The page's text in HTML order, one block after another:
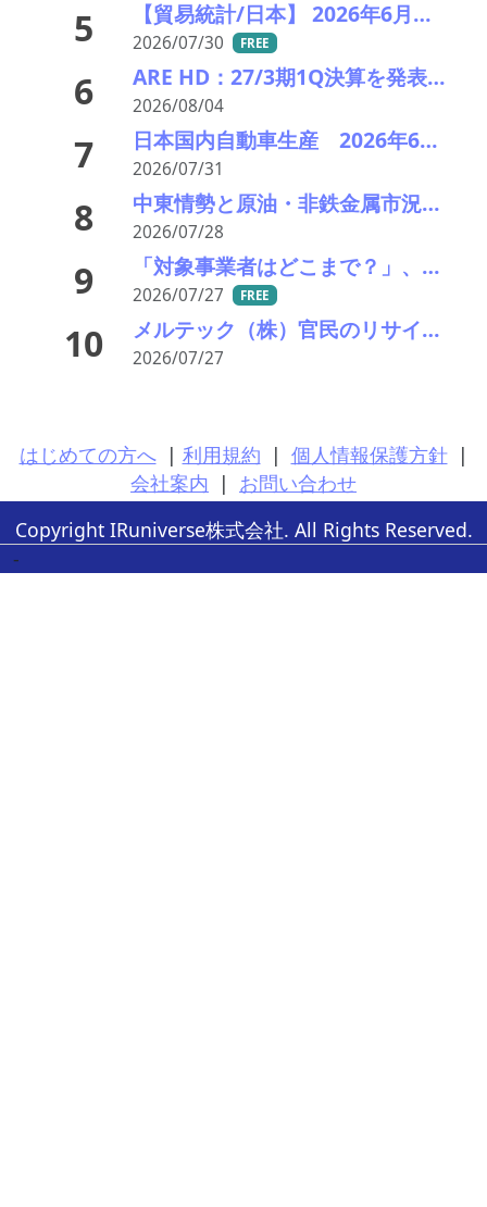
5 【貿易統計/日本】 2026年6月一覧表
2026/07/30 FREE
6 ARE HD：27/3期1Q決算を発表。業績見通し据え置き。
2026/08/04
7 日本国内自動車生産 2026年6月生産台数 73万7千台 前年同月比6.8%増加
2026/07/31
8 中東情勢と原油・非鉄金属市況の行方――エモリファンドマネジメントの江守哲氏に聞く
2026/07/28
9 「対象事業者はどこまで？」、残り２年半で細部の詰め急ぐ――環境省、第１回スクラップヤード環境対策技術検討会
2026/07/27 FREE
10 メルテック（株）官民のリサイクルループ繋ぐキープレーヤー――時代の風受け存在感
2026/07/27
はじめての方へ | 利用規約 | 個人情報保護方針 |
会社案内 |
お問い合わせ
Copyright IRuniverse株式会社. All Rights Reserved.
-